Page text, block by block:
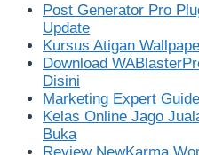
Post Generator Pro
Update
Kursus Atigan
Download
Disini
Marketing Expert
Kelas Online Jago
Buka